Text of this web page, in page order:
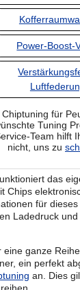
Power-Boost-
für
Tuning
Team hilft
nicht, uns zu
das
Chips
für
Ladedruck
eine ganze
ein perfekt
an. Dies